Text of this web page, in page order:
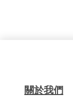
關於我們